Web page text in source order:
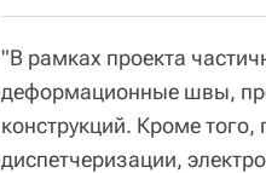
"В рамках проекта
деформационные швы,
конструкций. Кроме
диспетчеризации,